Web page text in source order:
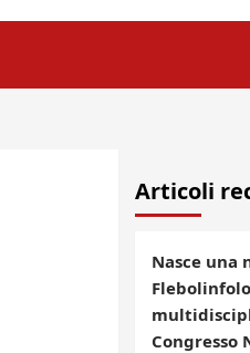
Articoli
Nasce una
Congresso